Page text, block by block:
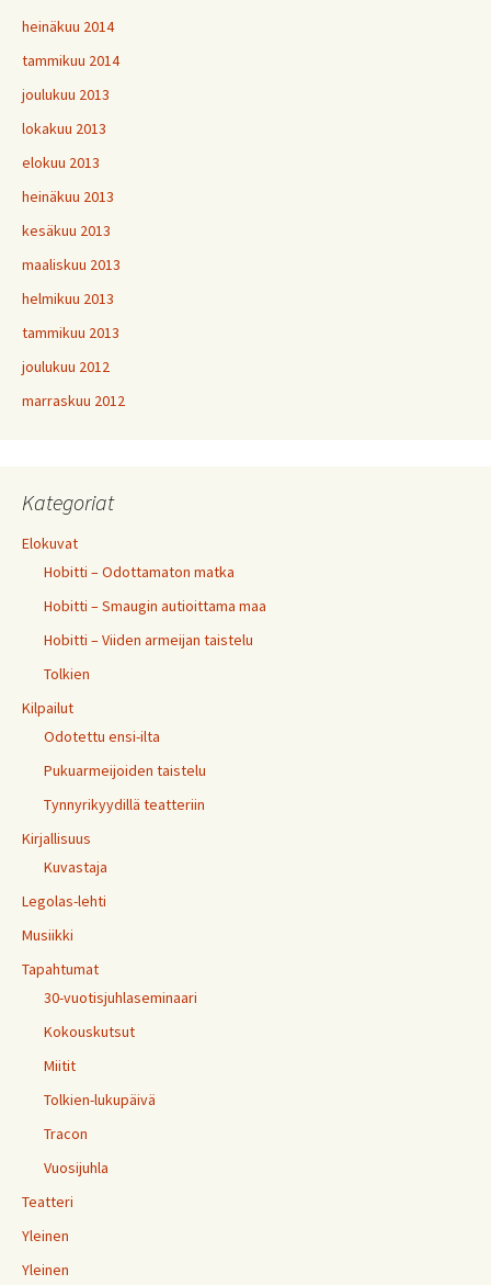
heinäkuu 2014
tammikuu 2014
joulukuu 2013
lokakuu 2013
elokuu 2013
heinäkuu 2013
kesäkuu 2013
maaliskuu 2013
helmikuu 2013
tammikuu 2013
joulukuu 2012
marraskuu 2012
Kategoriat
Elokuvat
Hobitti – Odottamaton matka
Hobitti – Smaugin autioittama maa
Hobitti – Viiden armeijan taistelu
Tolkien
Kilpailut
Odotettu ensi-ilta
Pukuarmeijoiden taistelu
Tynnyrikyydillä teatteriin
Kirjallisuus
Kuvastaja
Legolas-lehti
Musiikki
Tapahtumat
30-vuotisjuhlaseminaari
Kokouskutsut
Miitit
Tolkien-lukupäivä
Tracon
Vuosijuhla
Teatteri
Yleinen
Yleinen